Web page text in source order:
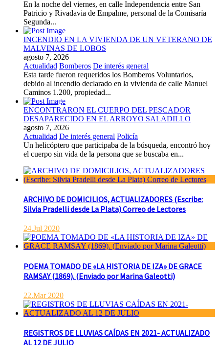
En la noche del viernes, en calle Independencia entre San
Patricio y Rivadavia de Empalme, personal de la Comisaría
Segunda...
INCENDIO EN LA VIVIENDA DE UN VETERANO DE
MALVINAS DE LOBOS
agosto 7, 2026
Actualidad Bomberos De interés general
Esta tarde fueron requeridos los Bomberos Voluntarios,
debido al incendio declarado en la vivienda de calle Manuel
Caminos 1.200, propiedad...
ENCONTRARON EL CUERPO DEL PESCADOR
DESAPARECIDO EN EL ARROYO SALADILLO
agosto 7, 2026
Actualidad De interés general Policía
Un helicóptero que participaba de la búsqueda, encontró hoy
el cuerpo sin vida de la persona que se buscaba en...
ARCHIVO DE DOMICILIOS, ACTUALIZADORES (Escribe:
Silvia Pradelli desde La Plata) Correo de Lectores
24.Jul 2020
POEMA TOMADO DE «LA HISTORIA DE IZA» DE GRACE
RAMSAY (1869). (Enviado por Marina Galeotti)
22.Mar 2020
REGISTROS DE LLUVIAS CAÍDAS EN 2021- ACTUALIZADO
AL 12 DE JULIO